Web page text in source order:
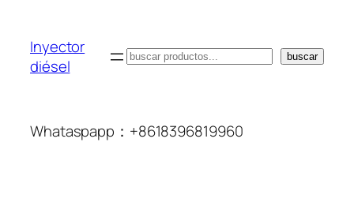
Inyector
diésel
搜
buscar
Whataspapp：+8618396819960